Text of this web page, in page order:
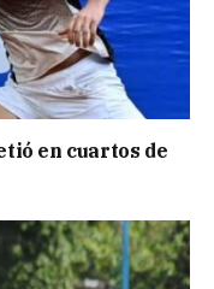
en cuartos de